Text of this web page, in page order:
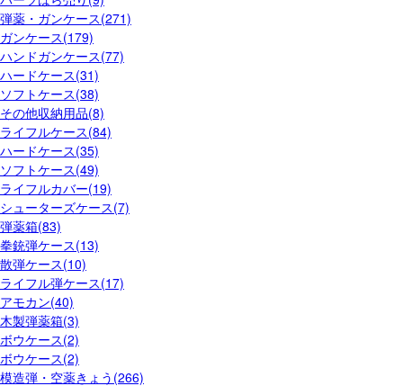
弾薬・ガンケース(271)
ガンケース(179)
ハンドガンケース(77)
ハードケース(31)
ソフトケース(38)
その他収納用品(8)
ライフルケース(84)
ハードケース(35)
ソフトケース(49)
ライフルカバー(19)
シューターズケース(7)
弾薬箱(83)
拳銃弾ケース(13)
散弾ケース(10)
ライフル弾ケース(17)
アモカン(40)
木製弾薬箱(3)
ボウケース(2)
ボウケース(2)
模造弾・空薬きょう(266)